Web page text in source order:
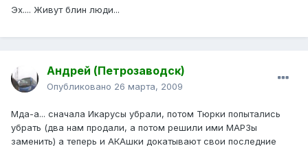
Эх.... Живут блин люди...
Андрей (Петрозаводск)
Опубликовано 26 марта, 2009
Мда-а... сначала Икарусы убрали, потом Тюрки попытались
убрать (два нам продали, а потом решили ими МАРЗы
заменить) а теперь и АКАшки докатывают свои последние